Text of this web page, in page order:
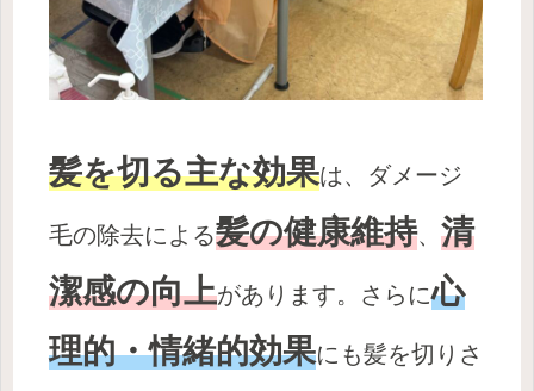
髪を切る主な効果は、ダメージ
毛の除去による髪の健康維持、 清
潔感の向上があります。さらに心
理的・情緒的効果にも髪を切りさ